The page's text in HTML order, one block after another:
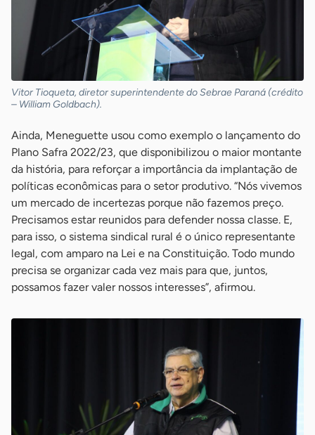
Vitor Tioqueta, diretor superintendente do Sebrae Paraná (crédito
– William Goldbach).
Ainda, Meneguette usou como exemplo o lançamento do
Plano Safra 2022/23, que disponibilizou o maior montante
da história, para reforçar a importância da implantação de
políticas econômicas para o setor produtivo. “Nós vivemos
um mercado de incertezas porque não fazemos preço.
Precisamos estar reunidos para defender nossa classe. E,
para isso, o sistema sindical rural é o único representante
legal, com amparo na Lei e na Constituição. Todo mundo
precisa se organizar cada vez mais para que, juntos,
possamos fazer valer nossos interesses”, afirmou.